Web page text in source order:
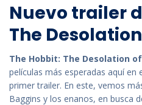
Nuevo trailer
The
The Hobbit: The Desolation
películas más esperadas aquí en
primer trailer. En este, vemos
Baggins y los enanos, en busca